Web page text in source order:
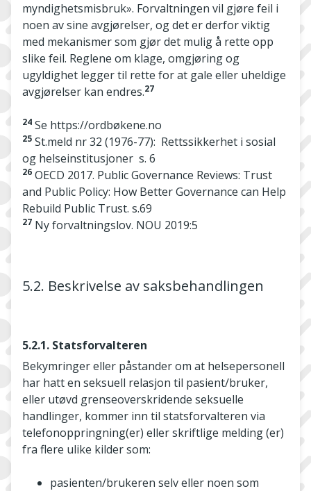
myndighetsmisbruk». Forvaltningen vil gjøre feil i
noen av sine avgjørelser, og det er derfor viktig
med mekanismer som gjør det mulig å rette opp
slike feil. Reglene om klage, omgjøring og
ugyldighet legger til rette for at gale eller uheldige
avgjørelser kan endres.27
24 Se https://ordbøkene.no
25 St.meld nr 32 (1976-77): Rettssikkerhet i sosial
og helseinstitusjoner s. 6
26 OECD 2017. Public Governance Reviews: Trust
and Public Policy: How Better Governance can Help
Rebuild Public Trust. s.69
27 Ny forvaltningslov. NOU 2019:5
5.2. Beskrivelse av saksbehandlingen
5.2.1. Statsforvalteren
Bekymringer eller påstander om at helsepersonell
har hatt en seksuell relasjon til pasient/bruker,
eller utøvd grenseoverskridende seksuelle
handlinger, kommer inn til statsforvalteren via
telefonoppringning(er) eller skriftlige melding (er)
fra flere ulike kilder som:
pasienten/brukeren selv eller noen som